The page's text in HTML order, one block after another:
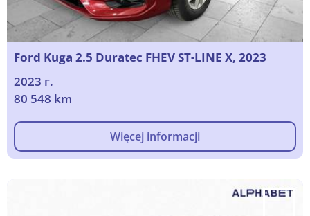
Ford Kuga 2.5 Duratec FHEV ST-LINE X, 2023
2023 г.
80 548 km
Więcej informacji